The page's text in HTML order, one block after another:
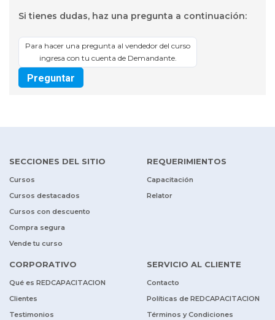
Si tienes dudas, haz una pregunta a continuación:
Para hacer una pregunta al vendedor del curso
ingresa con tu cuenta de Demandante.
Preguntar
SECCIONES DEL SITIO
Cursos
Cursos destacados
Cursos con descuento
Compra segura
Vende tu curso
REQUERIMIENTOS
Capacitación
Relator
CORPORATIVO
Qué es REDCAPACITACION
Clientes
Testimonios
SERVICIO AL CLIENTE
Contacto
Políticas de REDCAPACITACION
Términos y Condiciones